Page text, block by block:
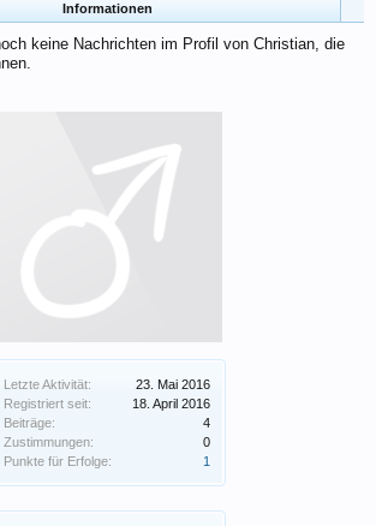
Letzte Aktivität:
23. Mai 2016
Registriert seit:
18. April 2016
Beiträge:
4
Zustimmungen:
0
Punkte für Erfolge:
1
Informationen
keine Nachrichten im Profil von Christian, die